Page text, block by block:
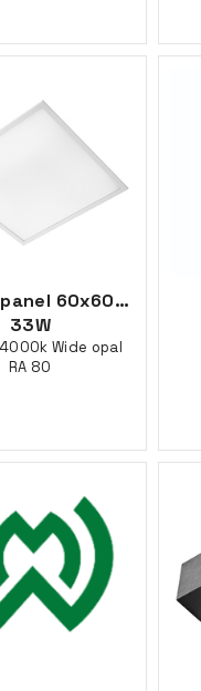
60x60mm Dali
33W
Wide opal
RA 80